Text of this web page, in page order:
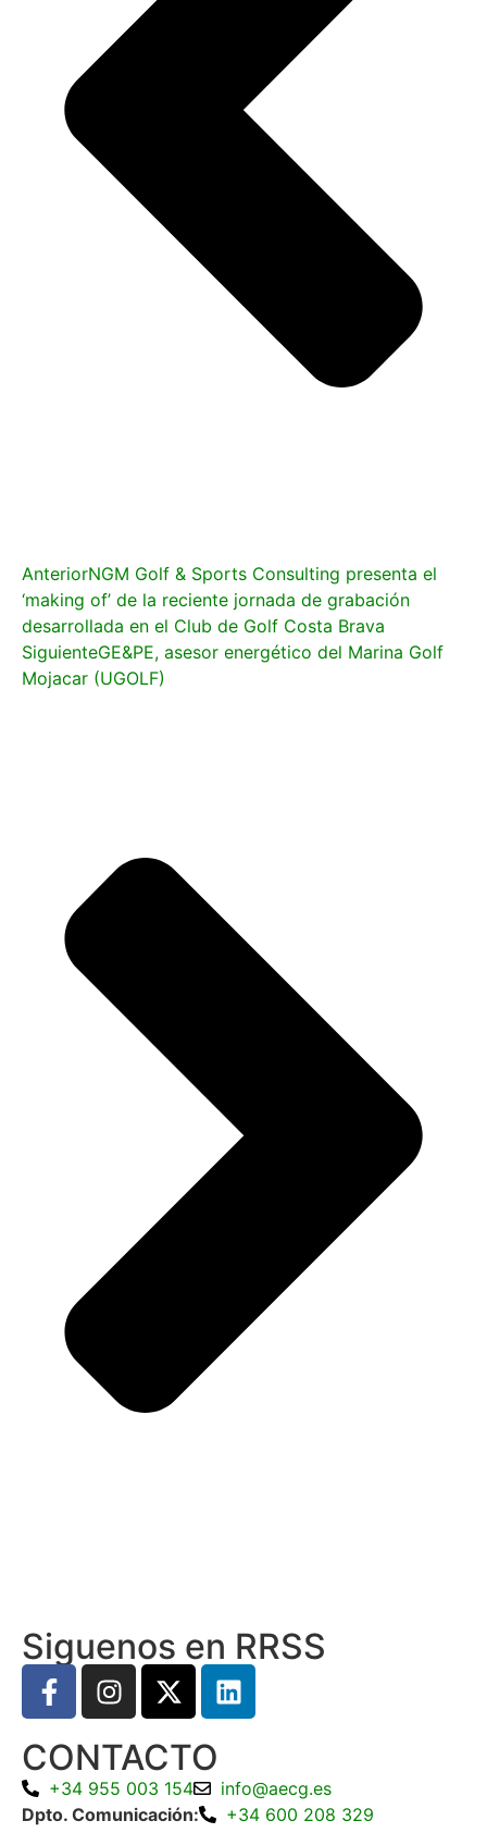
AnteriorNGM Golf & Sports Consulting presenta el
‘making of’ de la reciente jornada de grabación
desarrollada en el Club de Golf Costa Brava
SiguienteGE&PE, asesor energético del Marina Golf
Mojacar (UGOLF)
Siguenos en RRSS
CONTACTO
+34 955 003 154
info@aecg.es
Dpto. Comunicación:
+34 600 208 329